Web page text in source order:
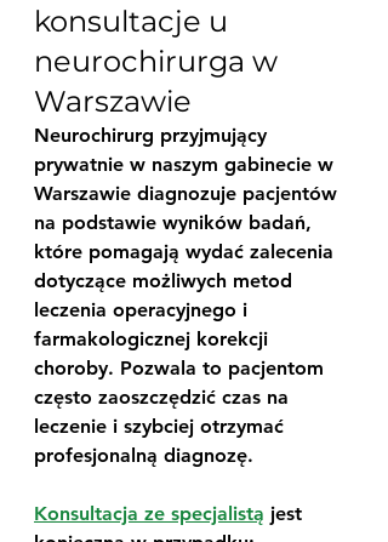
konsultacje u
neurochirurga w
Warszawie
Neurochirurg przyjmujący
prywatnie w naszym gabinecie w
Warszawie diagnozuje pacjentów
na podstawie wyników badań,
które pomagają wydać zalecenia
dotyczące możliwych metod
leczenia operacyjnego i
farmakologicznej korekcji
choroby. Pozwala to pacjentom
często zaoszczędzić czas na
leczenie i szybciej otrzymać
profesjonalną diagnozę.
Konsultacja ze specjalistą jest